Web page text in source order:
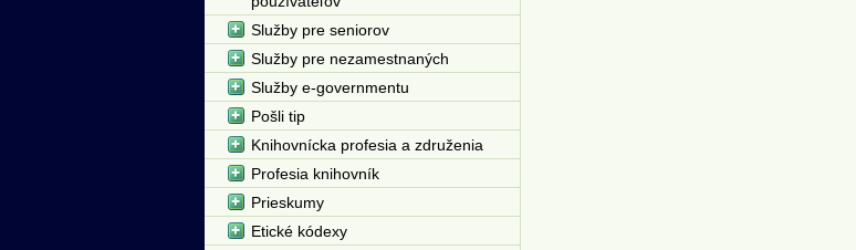
Služby pre seniorov
Služby pre nezamestnaných
Služby e-governmentu
Pošli tip
Knihovnícka profesia a združenia
Profesia knihovník
Prieskumy
Etické kódexy